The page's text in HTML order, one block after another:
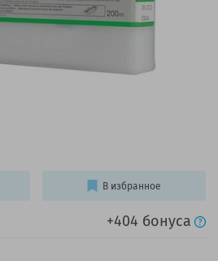
+404 бонуса
В избранное